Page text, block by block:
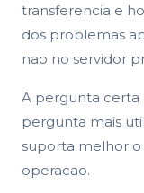
transferencia e
dos problemas
nao no servidor
A pergunta certa
pergunta mais
suporta melhor o
operacao.